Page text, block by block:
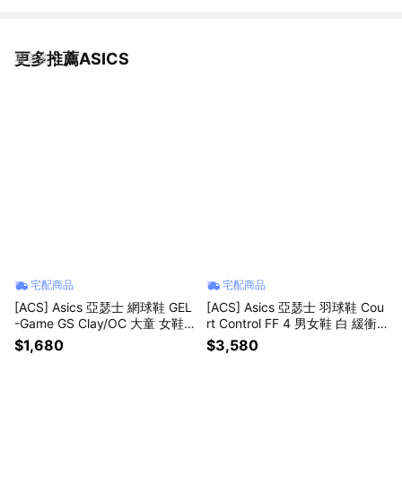
更多推薦ASICS
看更多
宅配商品
[ACS] Asics 亞瑟士 網球鞋 GEL
-Game GS Clay/OC 大童 女鞋
灰 匹克球 紅土 1044A082400
$1,680
宅配商品
[ACS] Asics 亞瑟士 羽球鞋 Cou
rt Control FF 4 男女鞋 白 緩衝
支撐 膠底 1071A125100
$3,580